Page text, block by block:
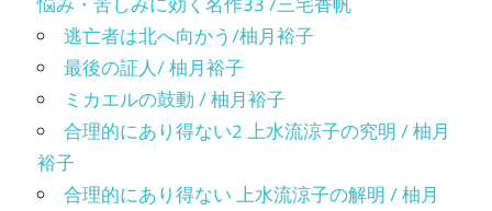
逃亡者は北へ向かう/柚月裕子
最後の証人/ 柚月裕子
ミカエルの鼓動 / 柚月裕子
合理的にあり得ない2 上水流涼子の究明 / 柚月
裕子
合理的にあり得ない 上水流涼子の解明 / 柚月